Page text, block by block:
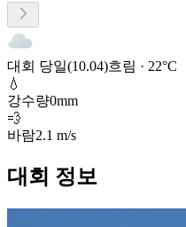
대회 당일(10.04)흐림 · 22°C
💧
강수량0mm
💨
바람2.1 m/s
대회 정보